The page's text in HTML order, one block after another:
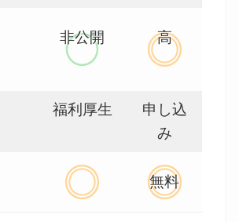
非公開 高
福利厚生
申し込
み
無料